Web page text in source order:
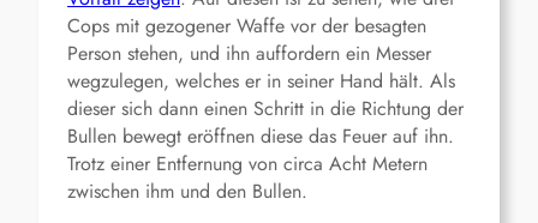
Cops mit gezogener Waffe vor der besagten
Person stehen, und ihn auffordern ein Messer
wegzulegen, welches er in seiner Hand hält. Als
dieser sich dann einen Schritt in die Richtung der
Bullen bewegt eröffnen diese das Feuer auf ihn.
Trotz einer Entfernung von circa Acht Metern
zwischen ihm und den Bullen.